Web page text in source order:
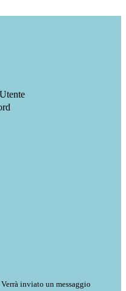
Verrà inviato un messaggio